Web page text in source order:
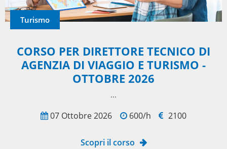
Turismo
CORSO PER DIRETTORE TECNICO DI
AGENZIA DI VIAGGIO E TURISMO -
OTTOBRE 2026
...
07 Ottobre 2026 600/h 2100
Scopri il corso